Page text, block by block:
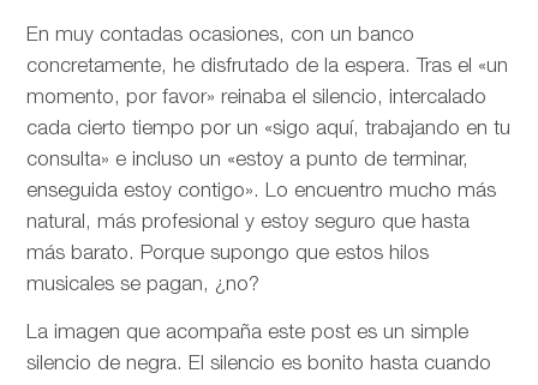
En muy contadas ocasiones, con un banco
concretamente, he disfrutado de la espera. Tras el «un
momento, por favor» reinaba el silencio, intercalado
cada cierto tiempo por un «sigo aquí, trabajando en tu
consulta» e incluso un «estoy a punto de terminar,
enseguida estoy contigo». Lo encuentro mucho más
natural, más profesional y estoy seguro que hasta
más barato. Porque supongo que estos hilos
musicales se pagan, ¿no?
La imagen que acompaña este post es un simple
silencio de negra. El silencio es bonito hasta cuando